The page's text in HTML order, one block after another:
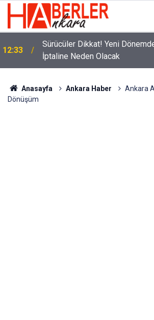
12:33
Sürücüler Dikkat! Yeni
İptaline Neden Olacak
Anasayfa Ankara Haber
Ankara
Dönüşüm